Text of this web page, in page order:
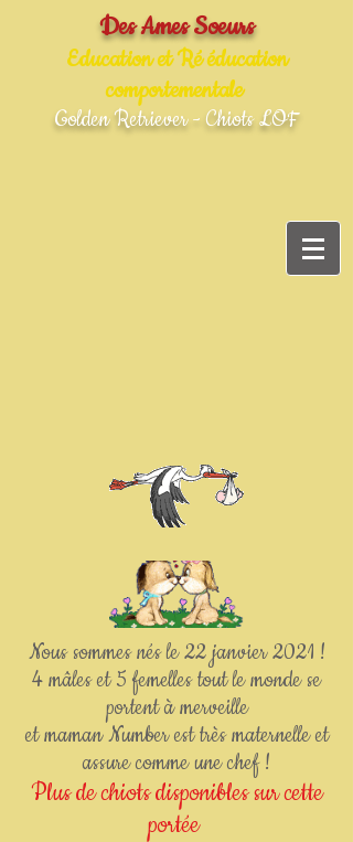
Des Ames Soeurs
Education et Ré éducation
comportementale
Golden Retriever - Chiots LOF
Nous sommes nés le 22 janvier 2021 !
4 mâles et 5 femelles tout le monde se
portent à merveille
et maman Number est très maternelle et
assure comme une chef !
Plus de chiots disponibles sur cette
portée